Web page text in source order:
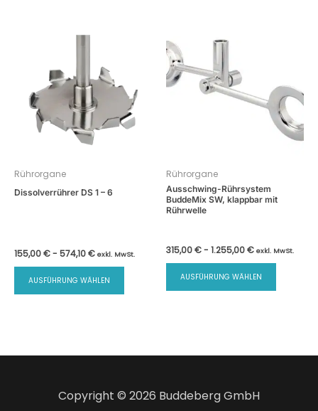
Rührorgane
Dissolverrührer DS 1 – 6
155,00€- 574,10€ exkl. MwSt.
AUSFÜHRUNG WÄHLEN
Dieses
Produkt
auf.
können
Rührorgane
Ausschwing-Rührsystem
BuddeMix SW, klappbar mit
Rührwelle
315,00€- 1.255,00€ exkl. MwSt.
AUSFÜHRUNG WÄHLEN
Dieses
Copyright © 2026 Buddeberg GmbH